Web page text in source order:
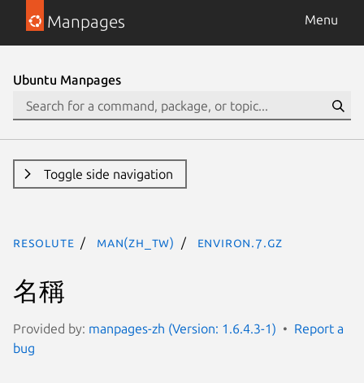
Manpages Menu
Ubuntu Manpages
Toggle side navigation
resolute man(zh_TW) environ.7.gz
名稱
Provided by: manpages-zh (Version: 1.6.4.3-1)
Report a
bug